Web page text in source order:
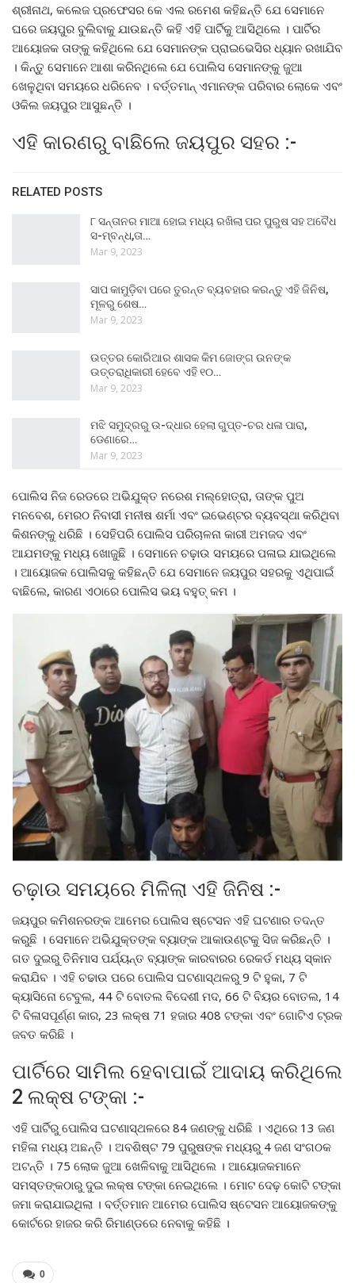
ଶ୍ରୀନାଥ, କଲେଜ ପ୍ରଫେସର କେ ଏଲ ରମେଶ କହିଛନ୍ତି ଯେ ସେମାନେ
ଘରେ ଜୟପୁର ବୁଲିବାକୁ ଯାଉଛନ୍ତି କହି ଏହି ପାର୍ଟିକୁ ଆସିଥିଲେ । ପାର୍ଟିର
ଆୟୋଜକ ତାଙ୍କୁ କହିଥିଲେ ଯେ ସେମାନଙ୍କ ପ୍ରାଇଭେସିର ଧ୍ୟାନ ରଖାଯିବ
। କିନ୍ତୁ ସେମାନେ ଆଶା କରିନଥିଲେ ଯେ ପୋଲିସ ସେମାନଙ୍କୁ ଜୁଆ
ଖେଳୁଥିବା ସମୟରେ ଧରିନେବ । ବର୍ତ୍ତମାନ୍ ଏମାନଙ୍କ ପରିବାର ଲୋକେ ଏବଂ
ଓକିଲ ଜୟପୁର ଆସୁଛନ୍ତି ।
ଏହି କାରଣରୁ ବାଛିଲେ ଜୟପୁର ସହର :-
RELATED POSTS
୮ ସନ୍ତାନର ମାଆ ହୋଇ ମଧ୍ୟ ରଖିଲା ପର ପୁରୁଷ ସହ ଅବୈଧ
ସ-ମ୍ବନ୍ଧ,ତା…
Mar 9, 2023
ସାପ କାମୁଡ଼ିବା ପରେ ତୁରନ୍ତ ବ୍ୟବହାର କରନ୍ତୁ ଏହି ଜିନିଷ,
ମୂଳରୁ ଶେଷ…
Mar 9, 2023
ଉତ୍ତର କୋରିଆର ଶାସକ କିମ ଜୋଙ୍ଗ ଉନଙ୍କ
ଉତ୍ତରାଧିକାରୀ ହେବେ ଏହି ୧୦…
Mar 9, 2023
ମଝି ସମୁଦ୍ରରୁ ଉ-ଦ୍ଧାର ହେଲା ଗୁପ୍ତ-ଚର ଧଳା ପାରା,
ଡେଣାରେ…
Mar 9, 2023
ପୋଲିସ ନିଜ ରେଡରେ ଅଭିଯୁକ୍ତ ନରେଶ ମଲ୍ହୋତ୍ରା, ତାଙ୍କ ପୁଅ
ମନବେଶ, ମେରଠ ନିବାସୀ ମନୀଷ ଶର୍ମା ଏବଂ ଇଭେଣ୍ଟର ବ୍ୟବସ୍ଥା କରିଥିବା
କିଶନଙ୍କୁ ଧରିଛି । ସେହିପରି ପୋଲିସ ପରିଚାଳନା କାରୀ ଅମଜଦ ଏବଂ
ଆଯମଙ୍କୁ ମଧ୍ୟ ଖୋଜୁଛି । ସେମାନେ ଚଢ଼ାଉ ସମୟରେ ପଳାଇ ଯାଇଥିଲେ
। ଆୟୋଜକ ପୋଲିସକୁ କହିଛନ୍ତି ଯେ ସେମାନେ ଜୟପୁର ସହରକୁ ଏଥିପାଇଁ
ବାଛିଲେ, କାରଣ ଏଠାରେ ପୋଲିସ ଭୟ ବହୁତ୍ କମ ।
ଚଢ଼ାଉ ସମୟରେ ମିଳିଲା ଏହି ଜିନିଷ :-
ଜୟପୁର କମିଶନରଙ୍କ ଆମେର ପୋଲିସ ଷ୍ଟେସନ ଏହି ଘଟଣାର ତଦନ୍ତ
କରୁଛି । ସେମାନେ ଅଭିଯୁକ୍ତଙ୍କ ବ୍ୟାଙ୍କ ଆକାଉଣ୍ଟକୁ ସିଜ କରିଛନ୍ତି ।
ଗତ ଦୁଇରୁ ତିନିମାସ ପର୍ଯ୍ୟନ୍ତ ବ୍ୟାଙ୍କ କାରବାରର ରେକର୍ଡ ମଧ୍ୟ ସ୍କାନ
କରାଯିବ । ଏହି ଚଢାଉ ପରେ ପୋଲିସ ଘଟଣାସ୍ଥଳରୁ 9 ଟି ହୁକା, 7 ଟି
କ୍ୟାସିନୋ ଟେବୁଲ, 44 ଟି ବୋତଲ ବିଦେଶୀ ମଦ, 66 ଟି ବିୟର ବୋତଲ, 14
ଟି ବିଳାସପୂର୍ଣ୍ଣ କାର, 23 ଲକ୍ଷ 71 ହଜାର 408 ଟଙ୍କା ଏବଂ ଗୋଟିଏ ଟ୍ରକ
ଜବତ କରିଛି ।
ପାର୍ଟିରେ ସାମିଲ ହେବାପାଇଁ ଆଦାୟ କରିଥିଲେ
2 ଲକ୍ଷ ଟଙ୍କା :-
ଏହି ପାର୍ଟିରୁ ପୋଲିସ ଘଟଣାସ୍ଥଳରେ 84 ଜଣଙ୍କୁ ଧରିଛି । ଏଥିରେ 13 ଜଣ
ମହିଳା ମଧ୍ୟ ଅଛନ୍ତି । ଅବଶିଷ୍ଟ 79 ପୁରୁଷଙ୍କ ମଧ୍ୟରୁ 4 ଜଣ ସଂଗଠକ
ଅଟନ୍ତି । 75 ଲୋକ ଜୁଆ ଖେଳିବାକୁ ଆସିଥିଲେ । ଆୟୋଜକମାନେ
ସମସ୍ତଙ୍କଠାରୁ ଦୁଇ ଲକ୍ଷ ଟଙ୍କା ନେଇଥିଲେ । ମୋଟ ଦେଢ଼ କୋଟି ଟଙ୍କା
ଜମା କରାଯାଇଥିଲା । ବର୍ତ୍ତମାନ ଆମେର ପୋଲିସ ଷ୍ଟେସନ ଆୟୋଜକଙ୍କୁ
କୋର୍ଟରେ ହାଜର କରି ରିମାଣ୍ଡରେ ନେବାକୁ କହିଛି ।
0